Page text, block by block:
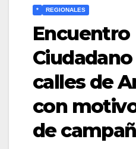
* REGIONALES
Encuentro
calles de
con
de